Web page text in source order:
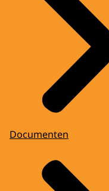
Documenten